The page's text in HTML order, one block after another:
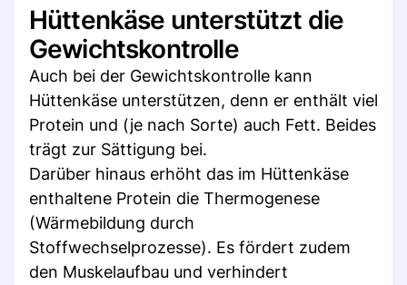
Hüttenkäse unterstützt die
Gewichtskontrolle
Auch bei der Gewichtskontrolle kann
Hüttenkäse unterstützen, denn er enthält viel
Protein und (je nach Sorte) auch Fett. Beides
trägt zur Sättigung bei.
Darüber hinaus erhöht das im Hüttenkäse
enthaltene Protein die Thermogenese
(Wärmebildung durch
Stoffwechselprozesse). Es fördert zudem
den Muskelaufbau und verhindert